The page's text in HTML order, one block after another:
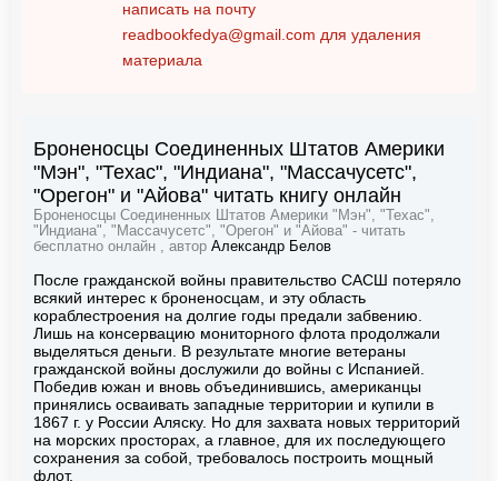
написать на почту
readbookfedya@gmail.com для удаления
материала
Броненосцы Соединенных Штатов Америки
"Мэн", "Техас", "Индиана", "Массачусетс",
"Орегон" и "Айова" читать книгу онлайн
Броненосцы Соединенных Штатов Америки "Мэн", "Техас",
"Индиана", "Массачусетс", "Орегон" и "Айова" - читать
бесплатно онлайн , автор Александр Белов
После гражданской войны правительство САСШ потеряло
всякий интерес к броненосцам, и эту область
кораблестроения на долгие годы предали забвению.
Лишь на консервацию мониторного флота продолжали
выделяться деньги. В результате многие ветераны
гражданской войны дослужили до войны с Испанией.
Победив южан и вновь объединившись, американцы
принялись осваивать западные территории и купили в
1867 г. у России Аляску. Но для захвата новых территорий
на морских просторах, а главное, для их последующего
сохранения за собой, требовалось построить мощный
флот.